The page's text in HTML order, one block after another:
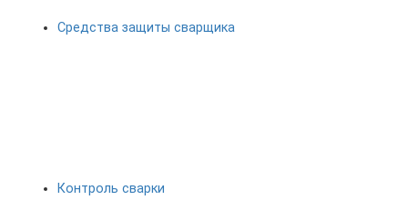
Средства защиты сварщика
Контроль сварки